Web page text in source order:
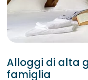
Alloggi di alta
famiglia